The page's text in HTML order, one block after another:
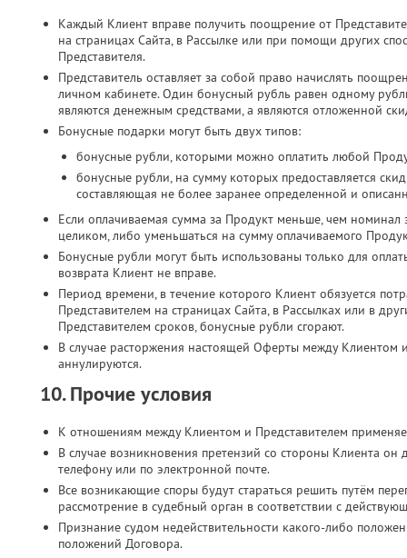
Каждый Клиент вправе получить поощрение от
на страницах Сайта, в Рассылке или при помощи других
Представителя.
Представитель оставляет за собой право начислять
личном кабинете. Один бонусный рубль равен одному
являются денежным средствами, а являются отложенной
Бонусные подарки могут быть двух типов:
бонусные рубли, которыми можно оплатить любой
бонусные рубли, на сумму которых предоставляется
составляющая не более заранее определенной и
Если оплачиваемая сумма за Продукт меньше, чем
целиком, либо уменьшаться на сумму оплачиваемого
Бонусные рубли могут быть использованы только для
возврата Клиент не вправе.
Период времени, в течение которого Клиент обязуется
Представителем на страницах Сайта, в Рассылках или в
Представителем сроков, бонусные рубли сгорают.
В случае расторжения настоящей Оферты между Клиентом
аннулируются.
10. Прочие условия
К отношениям между Клиентом и Представителем
В случае возникновения претензий со стороны Клиента
телефону или по электронной почте.
Все возникающие споры будут стараться решить путём
рассмотрение в судебный орган в соответствии с
Признание судом недействительности какого-либо
положений Договора.